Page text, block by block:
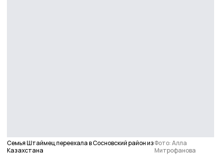
Семья Штаймец переехала в Сосновский район из
Казахстана
Фото: Алла
Митрофанова